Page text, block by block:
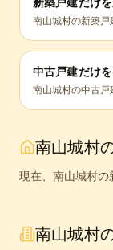
新築戸建だけ
南山城村の新築戸
中古戸建だけ
南山城村の中古戸
南山城村
現在、 南山城村の
南山城村